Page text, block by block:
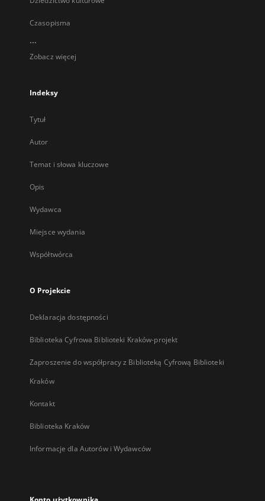
Czasopisma
...
Zobacz więcej
Indeksy
Tytuł
Autor
Temat i słowa kluczowe
Opis
Wydawca
Miejsce wydania
Współtwórca
O Projekcie
Deklaracja dostępności
Biblioteka Cyfrowa Biblioteki Kraków-projekt
Zaproszenie do współpracy z Biblioteką Cyfrową Biblioteki
Kraków
Kontakt
Biblioteka Kraków
Informacje dla Autorów i Wydawców